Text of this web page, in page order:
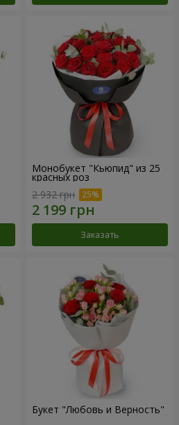
Монобукет "Кьюпид" из 25
красных роз
2 932 грн
Заказать
Букет "Любовь и Верность"